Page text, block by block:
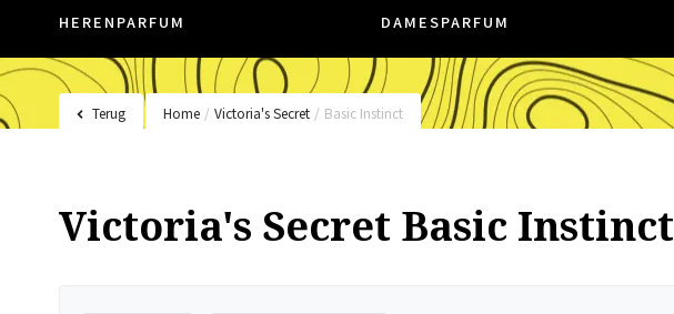
HERENPARFUM DAMESPARFUM
Terug Home / Victoria's Secret / Basic Instinct
Victoria's Secret Basic Instinct